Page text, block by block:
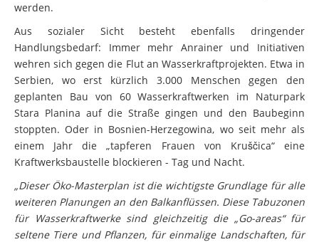
werden.
Aus sozialer Sicht besteht ebenfalls dringender
Handlungsbedarf: Immer mehr Anrainer und Initiativen
wehren sich gegen die Flut an Wasserkraftprojekten. Etwa in
Serbien, wo erst kürzlich 3.000 Menschen gegen den
geplanten Bau von 60 Wasserkraftwerken im Naturpark
Stara Planina auf die Straße gingen und den Baubeginn
stoppten. Oder in Bosnien-Herzegowina, wo seit mehr als
einem Jahr die „tapferen Frauen von Kruščica“ eine
Kraftwerksbaustelle blockieren - Tag und Nacht.
„Dieser Öko-Masterplan ist die wichtigste Grundlage für alle
weiteren Planungen an den Balkanflüssen. Diese Tabuzonen
für Wasserkraftwerke sind gleichzeitig die „Go-areas“ für
seltene Tiere und Pflanzen, für einmalige Landschaften, für